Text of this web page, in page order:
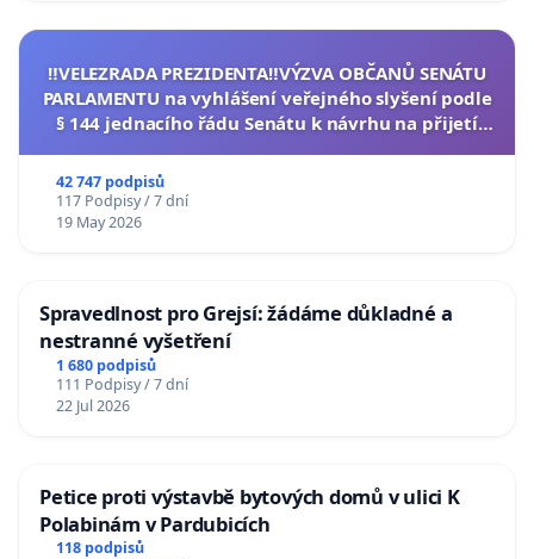
‼️VELEZRADA PREZIDENTA‼️VÝZVA OBČANŮ SENÁTU
PARLAMENTU na vyhlášení veřejného slyšení podle
§ 144 jednacího řádu Senátu k návrhu na přijetí
42 747 podpisů
117 Podpisy / 7 dní
19 May 2026
Spravedlnost pro Grejsí: žádáme důkladné a
nestranné vyšetření
1 680 podpisů
111 Podpisy / 7 dní
22 Jul 2026
Petice proti výstavbě bytových domů v ulici K
Polabinám v Pardubicích
118 podpisů